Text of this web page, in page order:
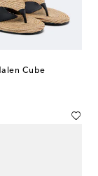
Cube